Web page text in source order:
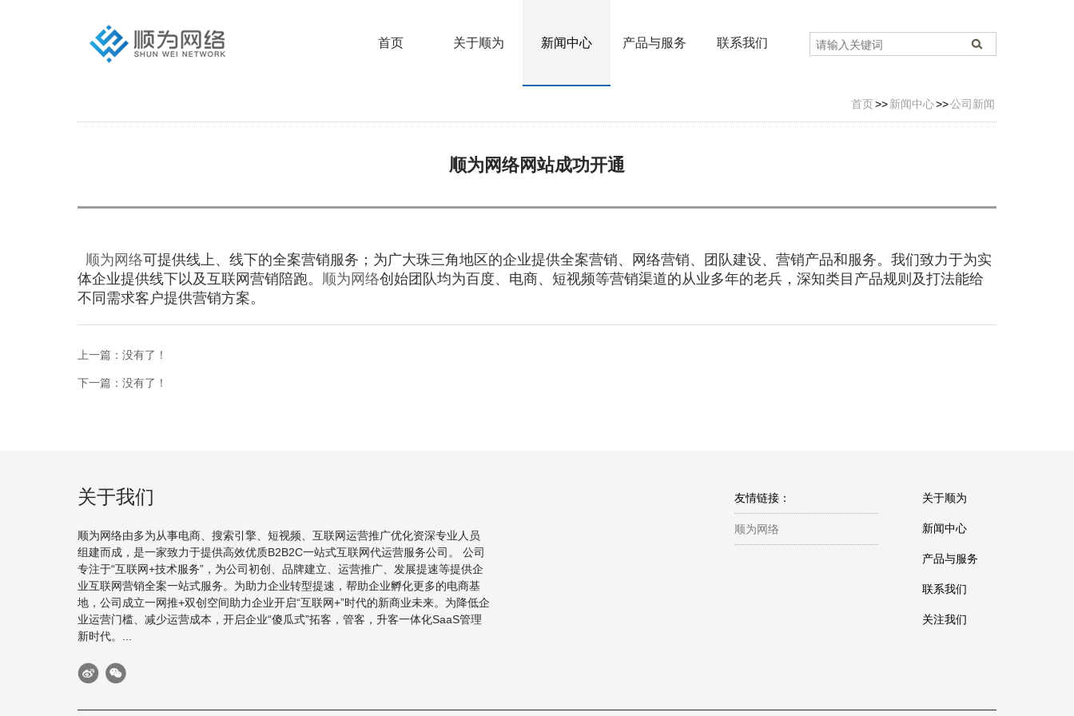
首页 关于顺为 新闻中心 产品与服务 联系我们
首页>>新闻中心>>公司新闻
顺为网络网站成功开通
顺为网络可提供线上、线下的全案营销服务；为广大珠三角地区的企业提供全案营销、网络营销、团队建设、营销产品和服务。我们致力于为实
体企业提供线下以及互联网营销陪跑。 顺为网络创始团队均为百度、电商、短视频等营销渠道的从业多年的老兵，深知类目产品规则及打法能给
不同需求客户提供营销方案。
上一篇： 没有了！
下一篇： 没有了！
友情链接：
顺为网络
关于顺为
新闻中心
产品与服务
联系我们
关注我们
关于我们
顺为网络由多为从事电商、搜索引擎、短视频、互联网运营推广优化资深专业人员
组建而成，是一家致力于提供高效优质B2B2C一站式互联网代运营服务公司。 公司
专注于“互联网+技术服务”，为公司初创、品牌建立、运营推广、发展提速等提供企
业互联网营销全案一站式服务。为助力企业转型提速，帮助企业孵化更多的电商基
地，公司成立一网推+双创空间助力企业开启“互联网+”时代的新商业未来。为降低企
业运营门槛、减少运营成本，开启企业“傻瓜式”拓客，管客，升客一体化SaaS管理
新时代。...